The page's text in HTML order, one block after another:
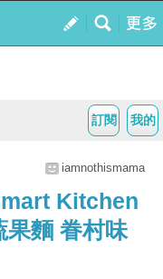
我的
訂閱
iamnothismama
Kitchen
果麵 眷村味